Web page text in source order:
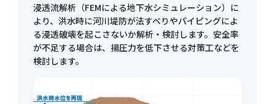
浸透流解析（FEMによる地下水シミュレーション）に
より、洪水時に河川堤防が法すべりやパイピングによ
る浸透破壊を起こさないか解析・検討します。安全率
が不足する場合は、揚圧力を低下させる対策工などを
検討します。